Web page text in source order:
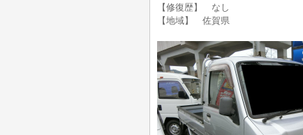
【修復歴】 なし
【地域】 佐賀県